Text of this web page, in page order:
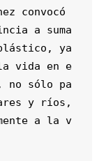
convocó
a suma
ya
vida en e
no sólo pa
y ríos,
a la v